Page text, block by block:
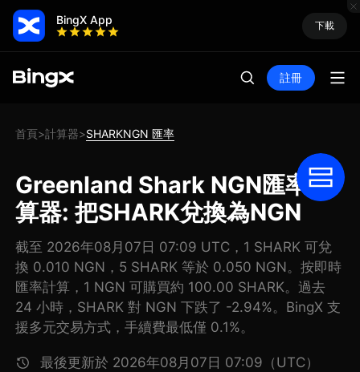
BingX App 下載
註冊
首頁>計算器>SHARKNGN 匯率
Greenland Shark NGN匯率計
算器: 把SHARK兌換為NGN
截至 2026年08月07日 07:09 UTC，1 SHARK 可兌
換 0.010 NGN，5 SHARK 等於 0.050 NGN。按即時
匯率計算，1 NGN 可購買約 100.00 SHARK。過去
24 小時，SHARK 對 NGN 下跌了 -2.94%。BingX 支
援多元交易方式，手續費最低僅 0.1%。
最後更新於 2026年08月07日 07:09（UTC）